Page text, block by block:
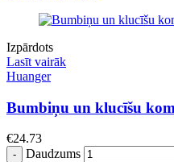
Izpārdots
Lasīt vairāk
Huanger
Bumbiņu un klucīšu
€24.73
Daudzums